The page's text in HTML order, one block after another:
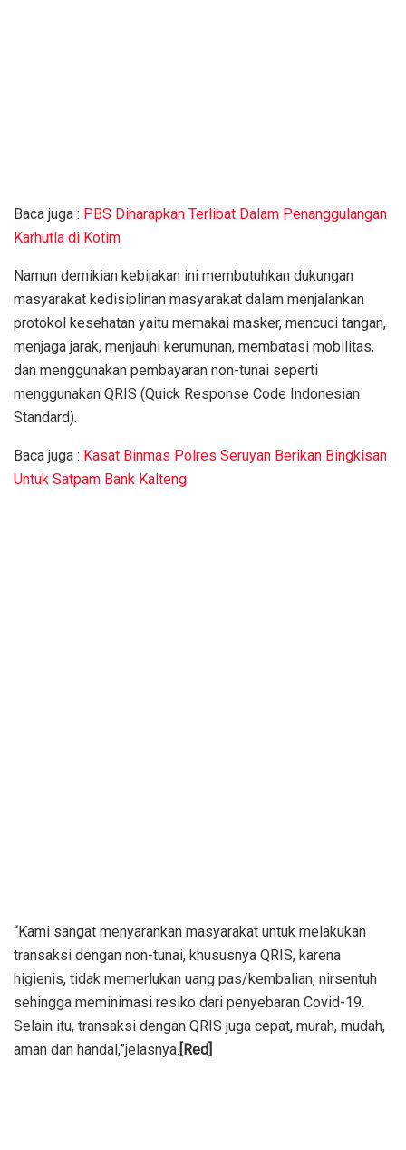
Baca juga : PBS Diharapkan Terlibat Dalam Penanggulangan
Karhutla di Kotim
Namun demikian kebijakan ini membutuhkan dukungan
masyarakat kedisiplinan masyarakat dalam menjalankan
protokol kesehatan yaitu memakai masker, mencuci tangan,
menjaga jarak, menjauhi kerumunan, membatasi mobilitas,
dan menggunakan pembayaran non-tunai seperti
menggunakan QRIS (Quick Response Code Indonesian
Standard).
Baca juga : Kasat Binmas Polres Seruyan Berikan Bingkisan
Untuk Satpam Bank Kalteng
“Kami sangat menyarankan masyarakat untuk melakukan
transaksi dengan non-tunai, khususnya QRIS, karena
higienis, tidak memerlukan uang pas/kembalian, nirsentuh
sehingga meminimasi resiko dari penyebaran Covid-19.
Selain itu, transaksi dengan QRIS juga cepat, murah, mudah,
aman dan handal,”jelasnya. [Red]